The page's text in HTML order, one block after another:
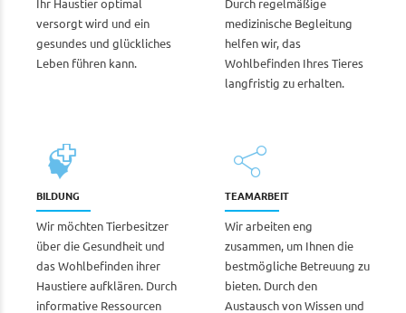
Ihr Haustier optimal
versorgt wird und ein
gesundes und glückliches
Leben führen kann.
Durch regelmäßige
medizinische Begleitung
helfen wir, das
Wohlbefinden Ihres Tieres
langfristig zu erhalten.
BILDUNG
Wir möchten Tierbesitzer
über die Gesundheit und
das Wohlbefinden ihrer
Haustiere aufklären. Durch
informative Ressourcen
TEAMARBEIT
Wir arbeiten eng
zusammen, um Ihnen die
bestmögliche Betreuung zu
bieten. Durch den
Austausch von Wissen und